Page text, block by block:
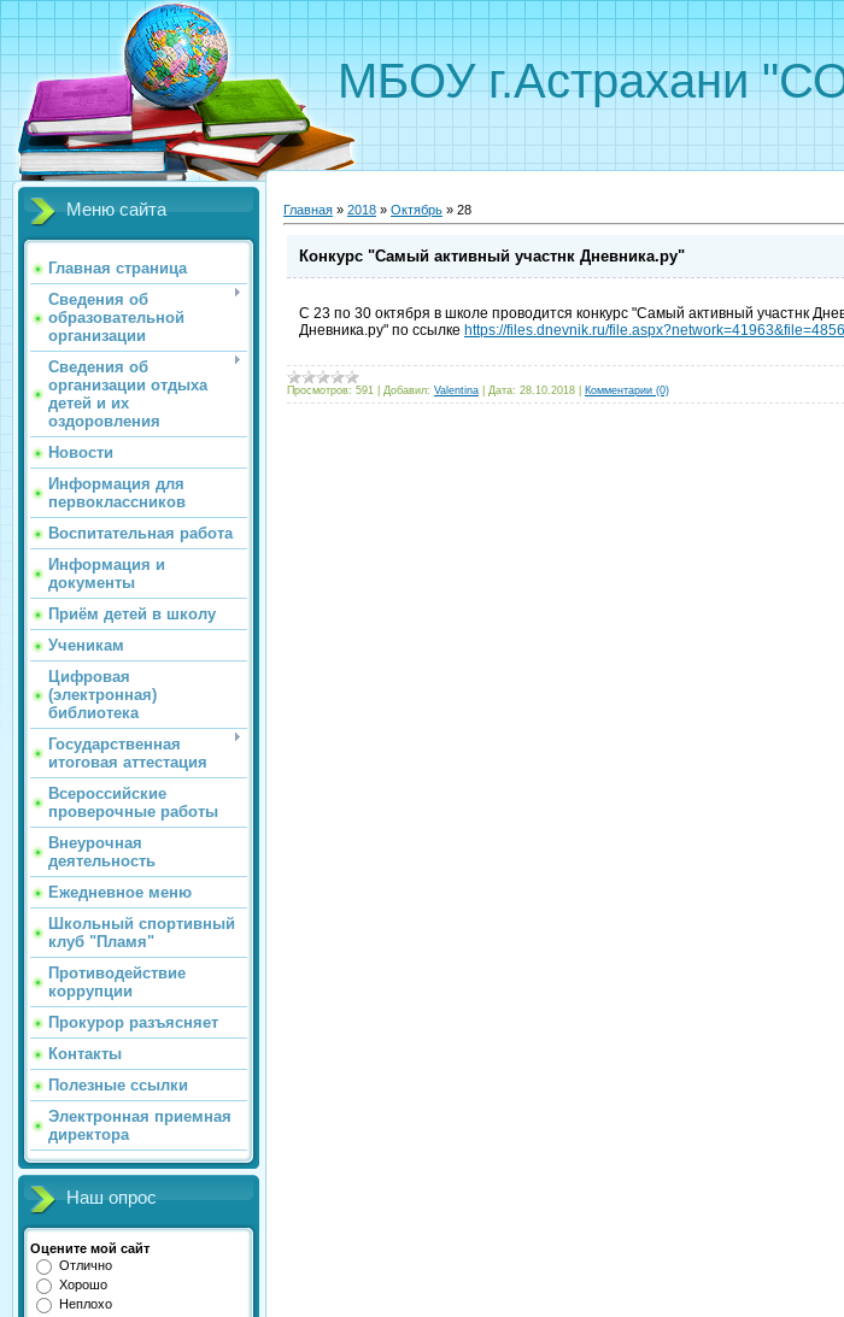
МБОУ г.Астрахани
Меню сайта
Главная страница
Сведения об
образовательной
организации
Сведения об
организации отдыха
детей и их
оздоровления
Новости
Информация для
первоклассников
Воспитательная работа
Информация и
документы
Приём детей в школу
Ученикам
Цифровая
(электронная)
библиотека
Государственная
итоговая аттестация
Всероссийские
проверочные работы
Внеурочная
деятельность
Ежедневное меню
Школьный спортивный
клуб "Пламя"
Противодействие
коррупции
Прокурор разъясняет
Контакты
Полезные ссылки
Электронная приемная
директора
Наш опрос
Оцените мой сайт
Отлично
Хорошо
Неплохо
Главная » 2018 » Октябрь » 28
Конкурс "Самый активный участнк Дневника.ру"
С 23 по 30 октября в школе проводится конкурс "Самый активный участнк
Дневника.ру" по ссылке https://files.dnevnik.ru/
Просмотров: 591 Добавил: Valentina Дата: 28.10.2018 Комментарии (0)